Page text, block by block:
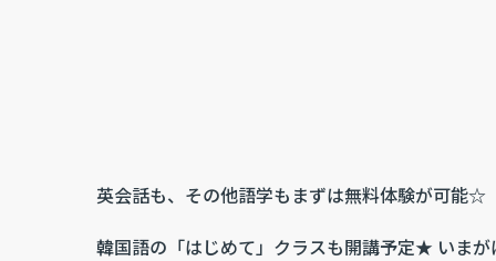
英会話も、その他語学もまずは無料体験が可能☆
韓国語の「はじめて」クラスも開講予定★ いまが